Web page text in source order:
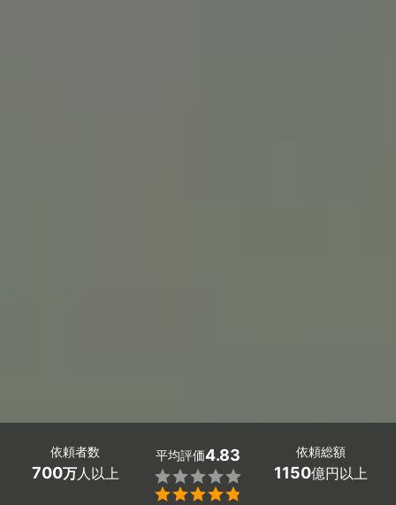
依頼者数
700万人以上
平均評価4.83


依頼総額
1150億円以上